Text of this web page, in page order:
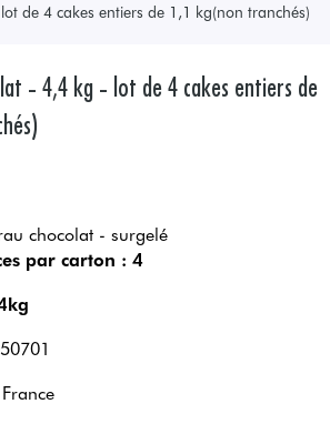
de 4 cakes entiers de 1,1 kg(non tranchés)
- 4,4 kg - lot de 4 cakes entiers de
chocolat - surgelé
par carton : 4
France